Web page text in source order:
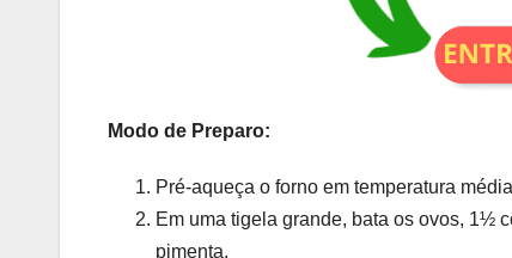
Modo de Preparo:
Pré-aqueça o forno em temperatura
Em uma tigela grande, bata os ovos, 1½
pimenta.